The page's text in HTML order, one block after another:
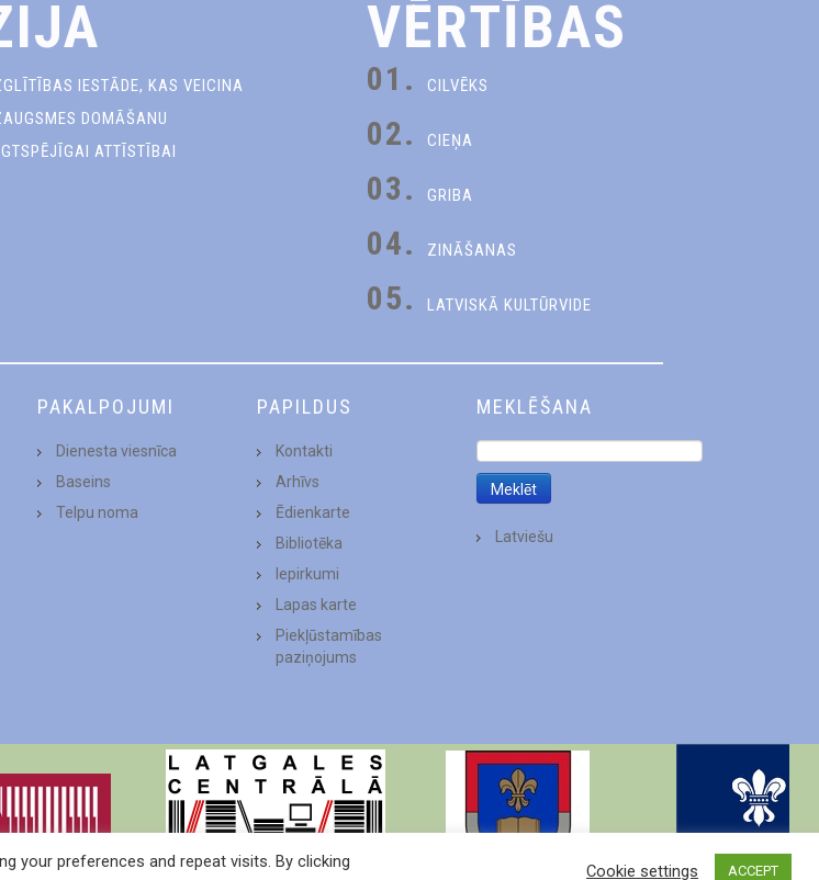
IESTĀDE, KAS VEICINA
DOMĀŠANU
ATTĪSTĪBAI
VĒRTĪBAS
01. CILVĒKS
02. CIEŅA
03. GRIBA
04. ZINĀŠANAS
05. LATVISKĀ KULTŪRVIDE
PAKALPOJUMI
Dienesta viesnīca
Baseins
Telpu noma
PAPILDUS
Kontakti
Arhīvs
Ēdienkarte
Bibliotēka
Iepirkumi
Lapas karte
Piekļūstamības
paziņojums
MEKLĒŠANA
Latviešu
your preferences and repeat visits. By clicking
Cookie settings ACCEPT